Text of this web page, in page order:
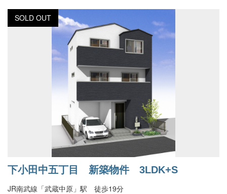
SOLD OUT
下小田中五丁目 新築物件 3LDK+S
JR南武線「武蔵中原」駅 徒歩19分